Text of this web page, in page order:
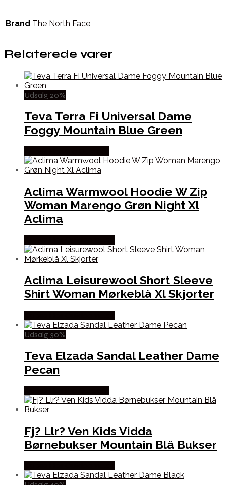
Brand The North Face
Relaterede varer
Udsalg 20%
Teva Terra Fi Universal Dame
Foggy Mountain Blue Green
Aclima Warmwool Hoodie W Zip
Woman Marengo Grøn Night Xl
Aclima
Aclima Leisurewool Short Sleeve
Shirt Woman Mørkeblå Xl Skjorter
Udsalg 30%
Teva Elzada Sandal Leather Dame
Pecan
Fj? Llr? Ven Kids Vidda
Børnebukser Mountain Blå Bukser